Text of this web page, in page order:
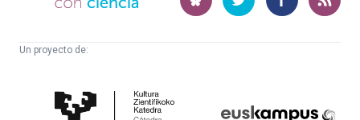
ciencia
Un proyecto de:
Cultura